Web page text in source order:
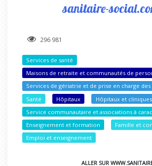
sanitaire-
296 981
Services de santé
Maisons de retraite et communautés de
Services de gériatrie et de prise en charge
Santé
Hôpitaux
Hôpitaux et cliniques
Service communautaire et associations à
Enseignement et formation
Famille et
Emploi et enseignement
ALLER SUR